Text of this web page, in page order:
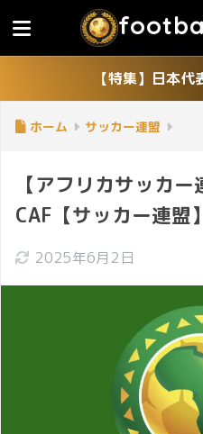
【特集】日本
ホーム サッカー連盟
【アフリカサッカー
CAF【サッカー連盟】
2025年6月2日